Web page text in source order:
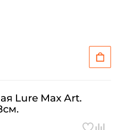
Lure Max Art.